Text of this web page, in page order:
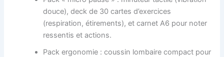
douce), deck de 30 cartes d’exercices
(respiration, étirements), et carnet A6 pour noter
ressentis et actions.
Pack ergonomie : coussin lombaire compact pour